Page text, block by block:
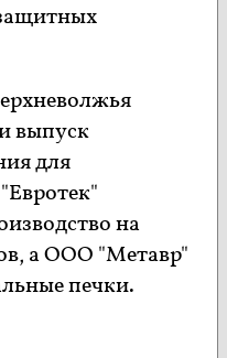
выпуск
для
на
а ООО "Метавр"
печки.